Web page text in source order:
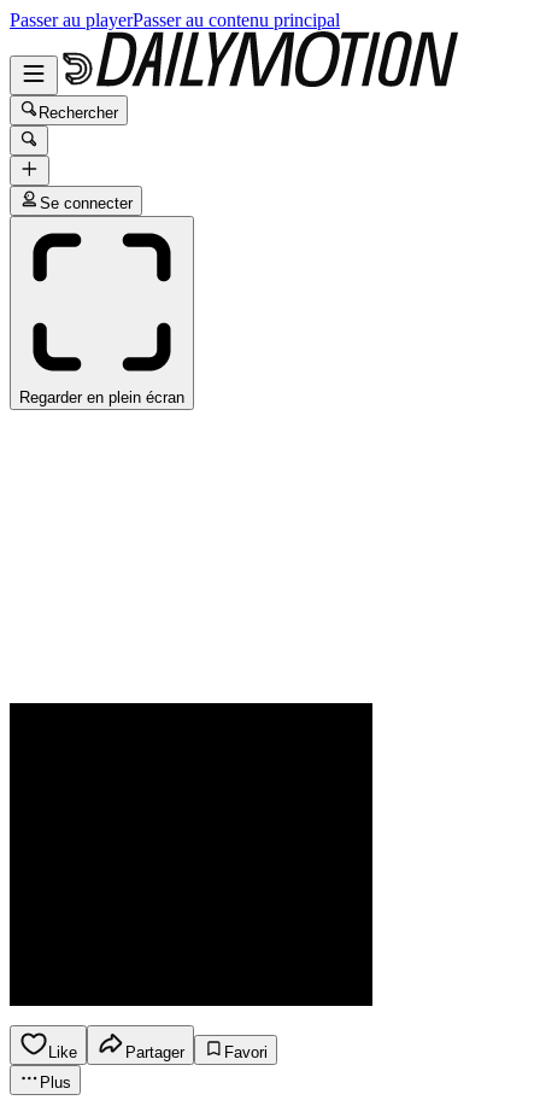
Passer au playerPasser au contenu principal
Rechercher
Se connecter
Regarder en plein écran
Like Partager
Favori
Plus